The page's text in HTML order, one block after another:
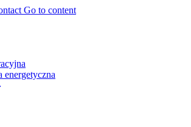
Go to content
energetyczna